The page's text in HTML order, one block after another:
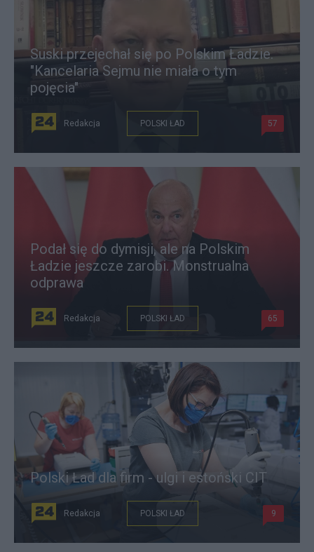
Suski przejechał się po Polskim Ładzie.
"Kancelaria Sejmu nie miała o tym
pojęcia"
Redakcja POLSKI ŁAD 57
Podał się do dymisji, ale na Polskim
Ładzie jeszcze zarobi. Monstrualna
odprawa
Redakcja POLSKI ŁAD 65
Polski Ład dla firm - ulgi i estoński CIT
Redakcja POLSKI ŁAD 9